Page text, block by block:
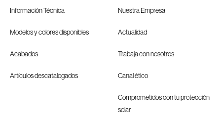
Información Técnica
Modelos y colores disponibles
Acabados
Artículos descatalogados
Nuestra Empresa
Actualidad
Trabaja con nosotros
Canal ético
Comprometidos con tu protección
solar